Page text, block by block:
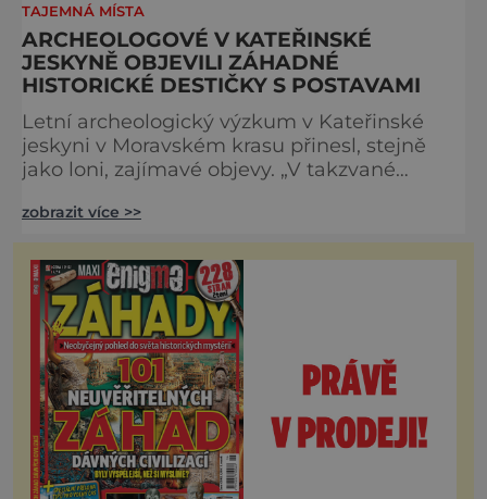
TAJEMNÁ MÍSTA
ARCHEOLOGOVÉ V KATEŘINSKÉ
JESKYNĚ OBJEVILI ZÁHADNÉ
HISTORICKÉ DESTIČKY S POSTAVAMI
Letní archeologický výzkum v Kateřinské
jeskyni v Moravském krasu přinesl, stejně
jako loni, zajímavé objevy. „V takzvané
– štípaná industrie z rohovce. Jejich stáří se
nyní bude zkoumat. Jednou z teorií je, že
jsou dokonce z mladšího paleolitu. V téže
chodbě se také našly dva úlomky z břidlice
s plastickou rytinou postav. Je to naprostý
unikát a archeo
zobrazit více >>